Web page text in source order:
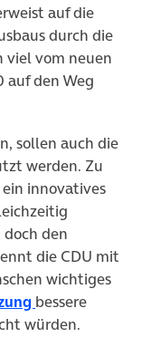
auf die
durch die
viel vom neuen
Tab)
auf den Weg
sollen auch die
werden. Zu
innovatives
den
die CDU mit
wichtiges
(öffnet in
bessere
würden.